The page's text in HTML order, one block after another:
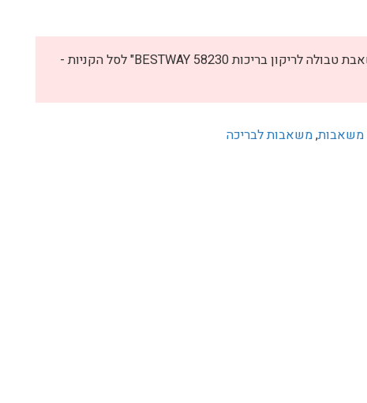
לא ניתן להוסיף את "משאבת טבולה לריקון בריכות 58230 BESTWAY" לסל הקניות -
משאבות,משאבות לבריכה